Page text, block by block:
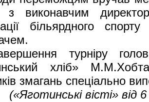
з виконавчим
більярдного спорту
турніру
хліб»
змагань спеціально
(«Яготинські вісті» від